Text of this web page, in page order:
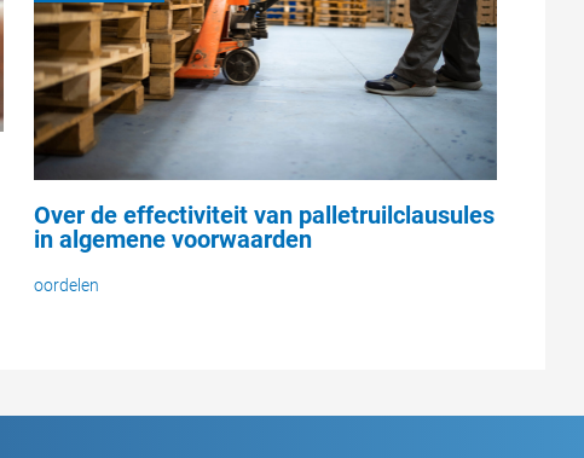
Over de effectiviteit van palletruilclausules
in algemene voorwaarden
oordelen